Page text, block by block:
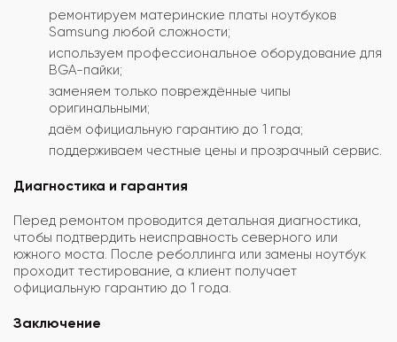
ремонтируем материнские платы ноутбуков
Samsung любой сложности;
используем профессиональное оборудование для
BGA-пайки;
заменяем только повреждённые чипы
оригинальными;
даём официальную гарантию до 1 года;
поддерживаем честные цены и прозрачный сервис.
Диагностика и гарантия
Перед ремонтом проводится детальная диагностика,
чтобы подтвердить неисправность северного или
южного моста. После реболлинга или замены ноутбук
проходит тестирование, а клиент получает
официальную гарантию до 1 года.
Заключение